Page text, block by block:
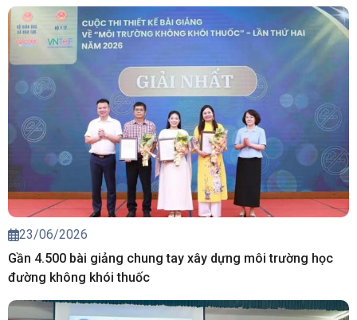
23/06/2026
Gần 4.500 bài giảng chung tay xây dựng môi trường học
đường không khói thuốc